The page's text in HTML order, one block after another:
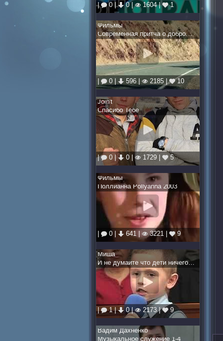
| 0 | 0 | 1604 | 1
Фильмы
Современная притча о добром самарянине
0 | 596 | 2185 | 10
Join't
Спасибо Тебе
| 0 | 0 | 1729 | 5
Фильмы
Поллианна Pollyanna 2003
0 | 641 | 3221 | 9
Миша
И не думайте что дети ничего не понимают
| 1 | 0 | 2173 | 9
Вадим Дахненко
Музыкальное служение 1-4